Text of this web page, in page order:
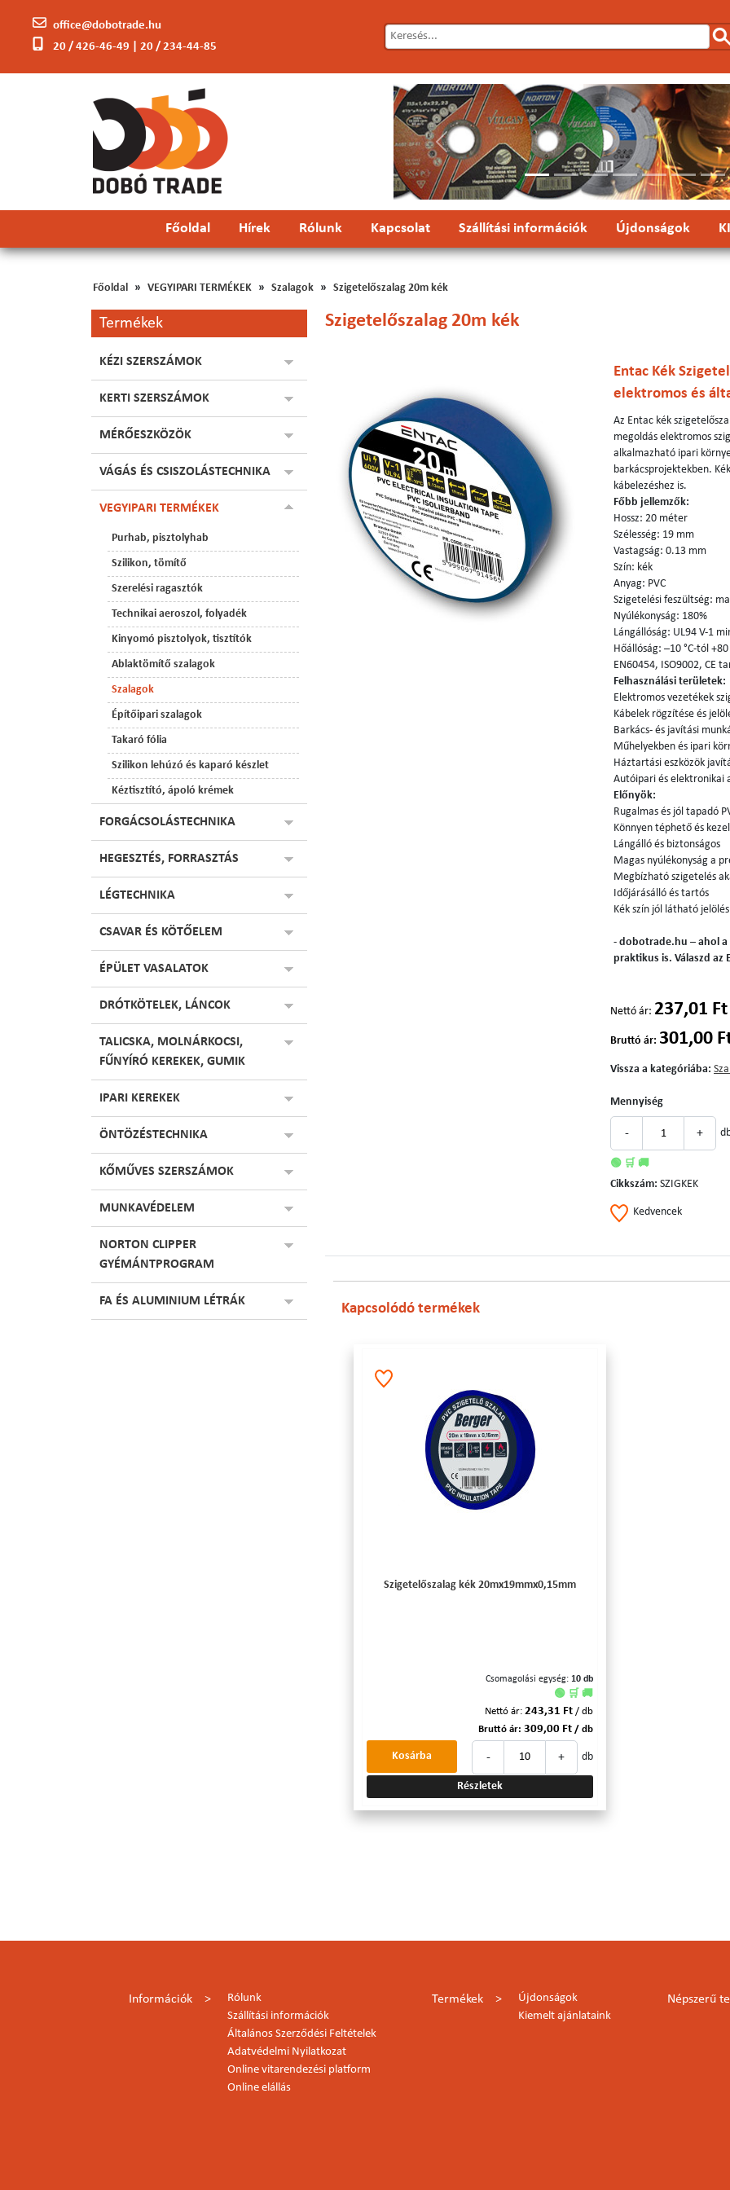
office@dobotrade.hu
20 / 426-46-49 | 20 / 234-44-85
Előző
Főoldal Hírek Rólunk Kapcsolat Szállítási információk Újdonságok
Főoldal VEGYIPARI TERMÉKEK Szalagok Szigetelőszalag 20m kék
Termékek
KÉZI SZERSZÁMOK
KERTI SZERSZÁMOK
MÉRŐESZKÖZÖK
VÁGÁS ÉS CSISZOLÁSTECHNIKA
VEGYIPARI TERMÉKEK
Purhab, pisztolyhab
Szilikon, tömítő
Szerelési ragasztók
Technikai aeroszol, folyadék
Kinyomó pisztolyok, tisztítók
Ablaktömítő szalagok
Szalagok
Építőipari szalagok
Takaró fólia
Szilikon lehúzó és kaparó készlet
Kéztisztító, ápoló krémek
FORGÁCSOLÁSTECHNIKA
HEGESZTÉS, FORRASZTÁS
LÉGTECHNIKA
CSAVAR ÉS KÖTŐELEM
ÉPÜLET VASALATOK
DRÓTKÖTELEK, LÁNCOK
TALICSKA, MOLNÁRKOCSI,
FŰNYÍRÓ KEREKEK, GUMIK
IPARI KEREKEK
ÖNTÖZÉSTECHNIKA
KŐMŰVES SZERSZÁMOK
MUNKAVÉDELEM
NORTON CLIPPER
GYÉMÁNTPROGRAM
FA ÉS ALUMINIUM LÉTRÁK
Szigetelőszalag 20m kék
Entac Kék
elektromos és
Az Entac kék
megoldás elektromos
alkalmazható ipari
barkácsprojektekben.
kábelezéshez is.
Főbb jellemzők:
Hossz: 20 méter
Szélesség: 19 mm
Vastagság: 0.13 mm
Szín: kék
Anyag: PVC
Szigetelési feszültség:
Nyúlékonyság: 180%
Lángállóság: UL94 V-1
Hőállóság: –10 °C-tól +80
EN60454, ISO9002, CE
Felhasználási területek:
Elektromos vezetékek
Kábelek rögzítése és
Barkács- és javítási
Műhelyekben és ipari
Háztartási eszközök
Autóipari és elektronikai
Előnyök:
Rugalmas és jól tapadó
Könnyen téphető és
Lángálló és biztonságos
Magas nyúlékonyság a
Megbízható szigetelés
Időjárásálló és tartós
Kék szín jól látható
- dobotrade.hu – ahol a
praktikus is. Válaszd az
Nettó ár: 237,01 Ft
Bruttó ár: 301,00
Vissza a kategóriába:
Mennyiség
- +
🟢 🛒 🚚
Cikkszám: SZIGKEK
Kedvencek
Kapcsolódó termékek
Szigetelőszalag kék 20mx19mmx0,15mm
Csomagolási egység: 10 db
🟢 🛒 🚚
Nettó ár: 243,31 Ft / db
Bruttó ár: 309,00 Ft / db
- + db
Kosárba
Részletek
Információk
Rólunk
Szállítási információk
Általános Szerződési Feltételek
Adatvédelmi Nyilatkozat
Online vitarendezési platform
Online elállás
Termékek
Újdonságok
Kiemelt ajánlataink
Népszerű